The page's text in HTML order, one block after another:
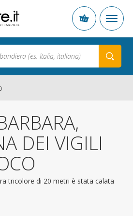
DEI VIGILI
tricolore di 20 metri è stata calata